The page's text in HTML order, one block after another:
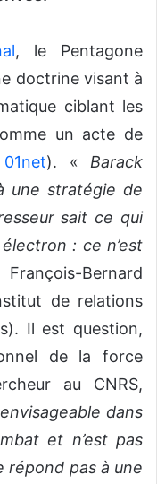
, le Pentagone
doctrine visant à
ciblant les
un acte de
). « Barack
une stratégie de
sait ce qui
: ce n’est
Bernard
de relations
Il est question,
de la force
au CNRS,
dans
et n’est pas
répond pas à une